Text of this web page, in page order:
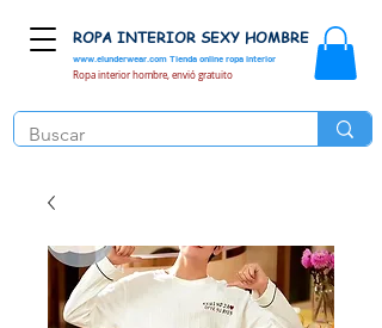
www.elunderwear.com Tienda online ropa interior
ROPA INTERIOR SEXY HOMBRE
Ropa interior hombre, envió gratuito